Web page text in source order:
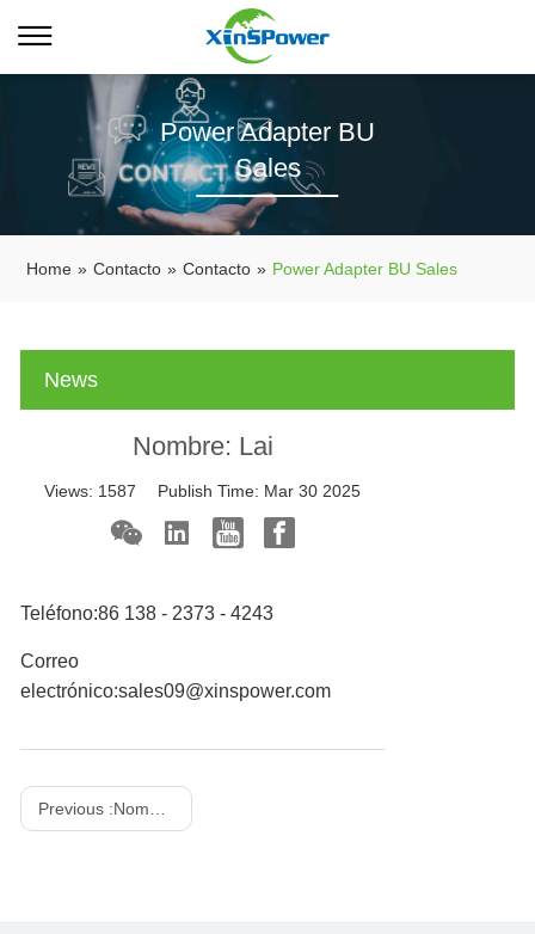
Power Adapter BU
Sales
Home » Contacto » Contacto » Power Adapter BU Sales
News
Nombre: Lai
Views: 1587 Publish Time: Mar 30 2025
Teléfono:86 138 - 2373 - 4243
Correo
electrónico:sales09@xinspower.com
Previous :Nombre: Guo